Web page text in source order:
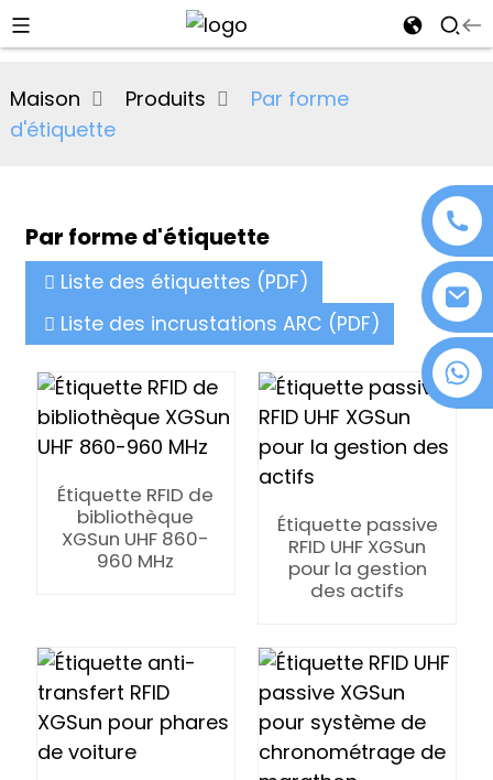
+86 18076372139
Maison Produits
Par forme
d'étiquette
Par forme d'étiquette
Liste des étiquettes (PDF)
Liste des incrustations ARC (PDF)
Étiquette RFID de
bibliothèque
XGSun UHF 860-
960 MHz
Étiquette passive
RFID UHF XGSun
pour la gestion
des actifs